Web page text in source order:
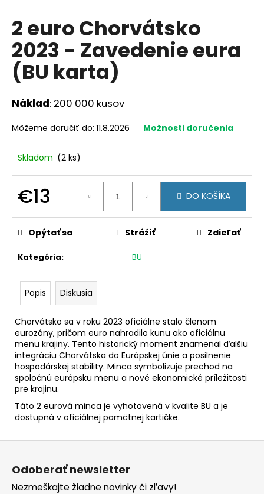
2 euro Chorvátsko
2023 - Zavedenie eura
(BU karta)
Náklad: 200 000 kusov
Môžeme doručiť do: 11.8.2026 Možnosti doručenia
Skladom (2 ks)
€13
cena:
DO KOŠÍKA
Kategória: BU
Opýtať sa Strážiť Zdieľať
Popis Diskusia
Chorvátsko sa v roku 2023 oficiálne stalo členom
eurozóny, pričom euro nahradilo kunu ako oficiálnu
menu krajiny. Tento historický moment znamenal ďalšiu
integráciu Chorvátska do Európskej únie a posilnenie
hospodárskej stability. Minca symbolizuje prechod na
spoločnú európsku menu a nové ekonomické príležitosti
pre krajinu.
Táto 2 eurová minca je vyhotovená v kvalite BU a je
dostupná v oficiálnej pamätnej kartičke.
j
s
ť
?
O
d
p
o
ú
e
2
EURO
FRANCÚZSKO
2021
-
OLYMPIJSKÉ
HRY
(PRVÁ
MINCA)
KARTA)
Z
Odoberať newsletter
Nezmeškajte žiadne novinky či zľavy!